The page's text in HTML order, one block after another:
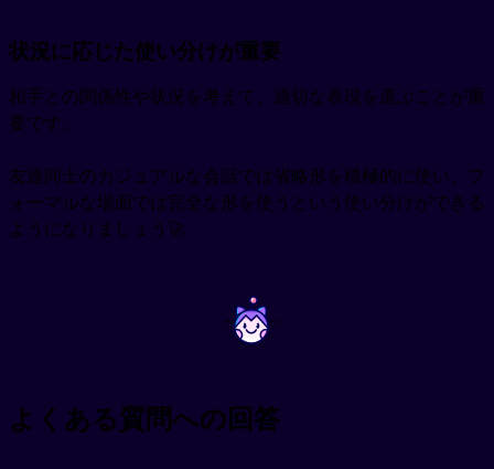
状況に応じた使い分けが重要
相手との関係性や状況を考えて、適切な表現を選ぶことが重
要です。
友達同士のカジュアルな会話では省略形を積極的に使い、フ
ォーマルな場面では完全な形を使うという使い分けができる
ようになりましょう🚀
~ ~
よくある質問への回答